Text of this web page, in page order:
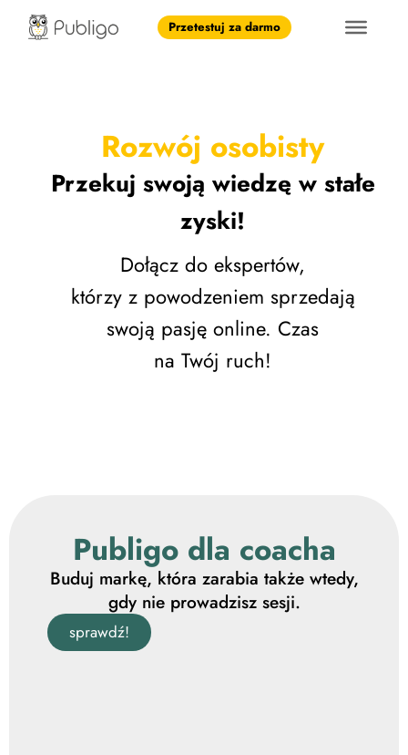
Przetestuj za darmo
Rozwój osobisty
Przekuj swoją wiedzę w stałe
zyski!
Dołącz do ekspertów,
którzy z powodzeniem sprzedają
swoją pasję online. Czas
na Twój ruch!
Publigo dla coacha
Buduj markę, która zarabia także wtedy,
gdy nie prowadzisz sesji.
sprawdź!